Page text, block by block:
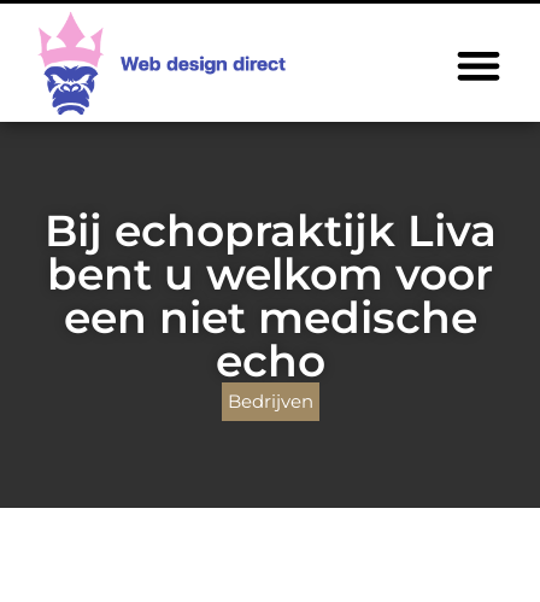
Bij echopraktijk Liva
bent u welkom voor
een niet medische
echo
Bedrijven